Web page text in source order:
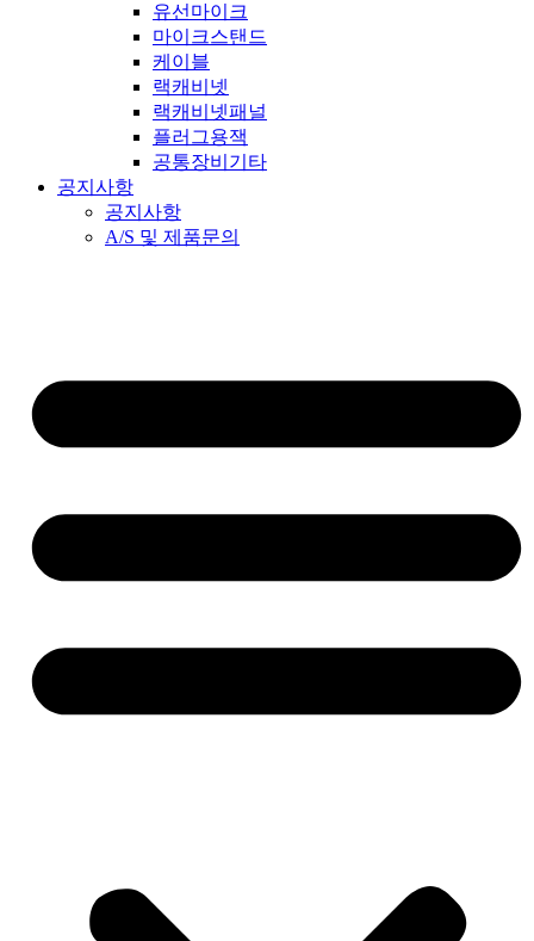
유선마이크
마이크스탠드
케이블
랙캐비넷
랙캐비넷패널
플러그용잭
공통장비기타
공지사항
공지사항
A/S 및 제품문의